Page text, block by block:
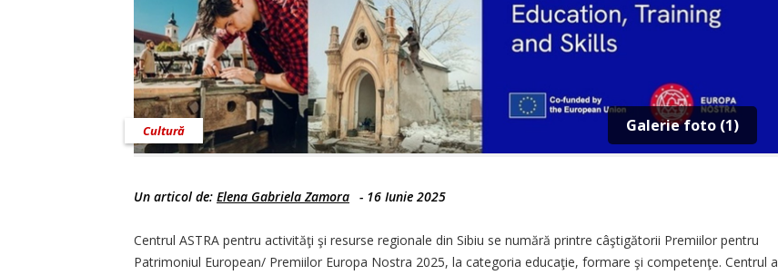
Galerie foto (1)
Cultură
Un articol de: Elena Gabriela Zamora - 16 Iunie 2025
Centrul ASTRA pentru activităţi şi resurse regionale din Sibiu se numără printre câştigătorii Premiilor pentru
Patrimoniul European/ Premiilor Europa Nostra 2025, la categoria educaţie, formare şi competenţe. Centrul a